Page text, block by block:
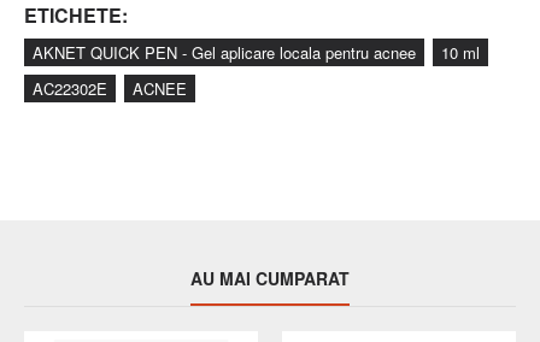
ETICHETE:
AKNET QUICK PEN - Gel aplicare locala pentru acnee
10 ml
AC22302E
ACNEE
AU MAI CUMPARAT